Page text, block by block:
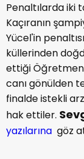
Penaltılarda iki
Kaçıranın
Yücel'in
küllerinden
ettiği
canı gönülden
finalde istekli
hak ettiler.
yazılarına göz